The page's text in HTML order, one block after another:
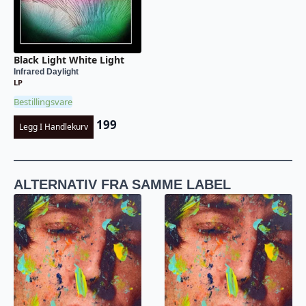
Black Light White Light
Infrared Daylight
LP
Bestillingsvare
Legg I Handlekurv 199
ALTERNATIV FRA SAMME LABEL